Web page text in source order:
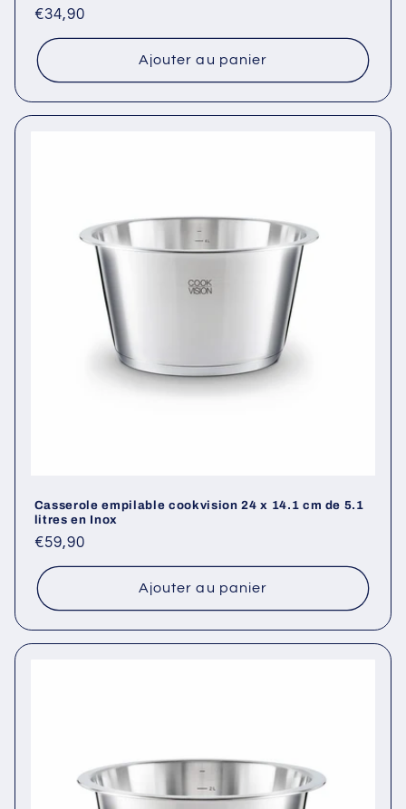
Prix
habituel
€34,90
Ajouter au panier
Casserole empilable cookvision 24 x 14.1 cm de 5.1
litres en Inox
Prix
habituel
€59,90
Ajouter au panier